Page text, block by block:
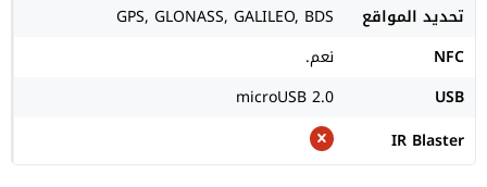
تحديد المواقع
GPS, GLONASS, GALILEO, BDS
NFC
نعم.
USB
microUSB 2.0
IR Blaster